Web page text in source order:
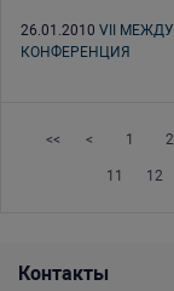
26.01.2010 VII
КОНФЕРЕНЦИЯ
<< < 1 2
11 12
Контакты